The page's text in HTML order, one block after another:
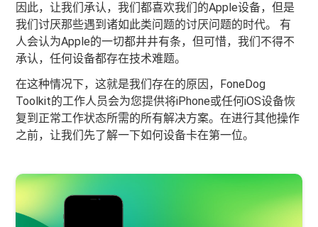
因此，让我们承认，我们都喜欢我们的Apple设备，但是
我们讨厌那些遇到诸如此类问题的讨厌问题的时代。 有
人会认为Apple的一切都井井有条，但可惜，我们不得不
承认，任何设备都存在技术难题。
在这种情况下，这就是我们存在的原因，FoneDog
Toolkit的工作人员会为您提供将iPhone或任何iOS设备恢
复到正常工作状态所需的所有解决方案。在进行其他操作
之前，让我们先了解一下如何设备卡在第一位。